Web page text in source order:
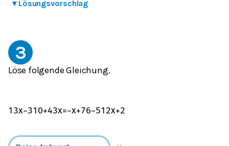
▾ Lösungsvorschlag
3
Löse folgende Gleichung.
1 3x−310+43x=−x+76−512x+2